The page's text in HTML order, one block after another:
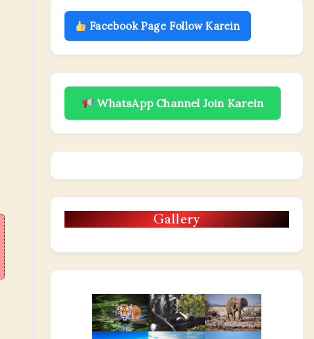
Facebook Page Follow Karein
WhatsApp Channel Join Karein
Gallery